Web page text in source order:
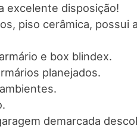
excelente disposição!
piso cerâmica, possui
e box blindex.
planejados.
demarcada